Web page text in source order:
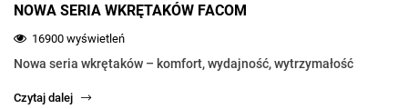
NOWA SERIA WKRĘTAKÓW FACOM
16900 wyświetleń
Nowa seria wkrętaków – komfort, wydajność, wytrzymałość
Czytaj dalej